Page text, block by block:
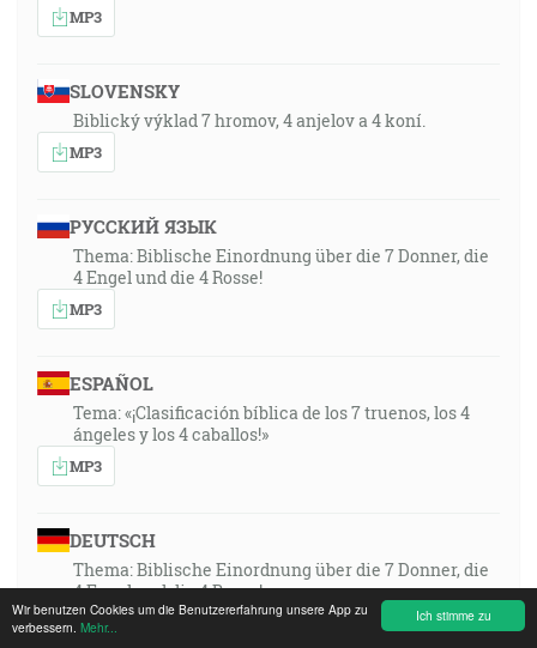
Ich stimme zu
Wir benutzen Cookies um die Benutzererfahrung unsere App zu
verbessern. Mehr...
MP3
SLOVENSKY
Biblický výklad 7 hromov, 4 anjelov a 4 koní.
MP3
РУССКИЙ ЯЗЫК
Thema: Biblische Einordnung über die 7 Donner, die
4 Engel und die 4 Rosse!
MP3
ESPAÑOL
Tema: «¡Clasificación bíblica de los 7 truenos, los 4
ángeles y los 4 caballos!»
MP3
DEUTSCH
Thema: Biblische Einordnung über die 7 Donner, die
4 Engel und die 4 Rosse!
MP3